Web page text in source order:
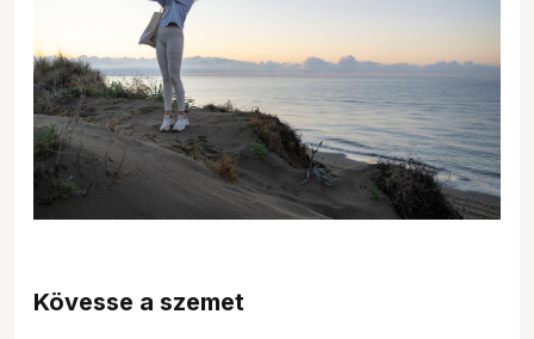
Kövesse a szemet